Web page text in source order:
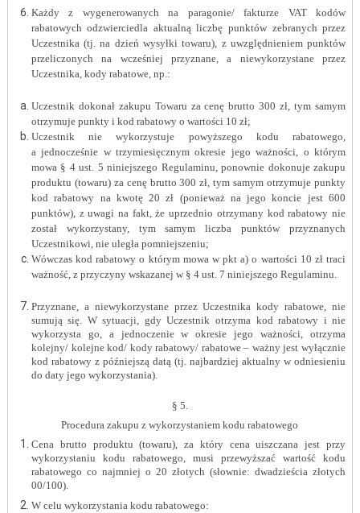
Każdy z wygenerowanych na paragonie/ fakturze VAT kodów
rabatowych odzwierciedla aktualną liczbę punktów zebranych przez
Uczestnika (tj. na dzień wysyłki towaru), z uwzględnieniem punktów
przeliczonych na wcześniej przyznane,a niewykorzystane przez
Uczestnika , kody rabatowe, np.:
Uczestnik dokonał zakupu Towaru za cenę brutto 300 zł, tym samym
otrzymuje punkty i kod rabatowy o wartości 10 zł;
Uczestnik nie wykorzystuje powyższego kodu rabatowego,
a jednocześnie w trzymiesięcznym okresie jego ważności, o którym
mowa § 4 ust. 5 niniejszego Regulaminu, ponownie dokonuje zakupu
produktu (towaru) za cenę brutto 300 zł, tym samym otrzymuje punkty
kod rabatowy na kwotę 20 zł (ponieważ na jego koncie jest 600
punktów), z uwagi na fakt, że uprzednio otrzymany kod rabatowy nie
został wykorzystany, tym samym liczba punktów przyznanych
Uczestnikowi, nie uległa pomniejszeniu;
Wówczas kod rabatowy o którym mowa w pkt a) o wartości 10 zł traci
ważność, z przyczyny wskazanej w § 4 ust. 7 niniejszego Regulaminu.
Przyznane, a niewykorzystane przez Uczestnika kody rabatowe, nie
sumują się. W sytuacji, gdy Uczestnik otrzyma kod rabatowy i nie
wykorzysta go, a jednoczenie w okresie jego ważności, otrzyma
kolejny/ kolejne kod/ kody rabatowy/ rabatowe – ważny jest wyłącznie
kod rabatowy z późniejszą datą (tj. najbardziej aktualny w odniesieniu
do daty jego wykorzystania).
§ 5.
Procedura zakupu z wykorzystaniem kodu rabatowego
Cena brutto produktu (towaru), za który cena uiszczana jest przy
wykorzystaniu kodu rabatowego, musi przewyższać wartość kodu
rabatowego co najmniej o 20 złotych (słownie: dwadzieścia złotych
00/100).
W celu wykorzystania kodu rabatowego: